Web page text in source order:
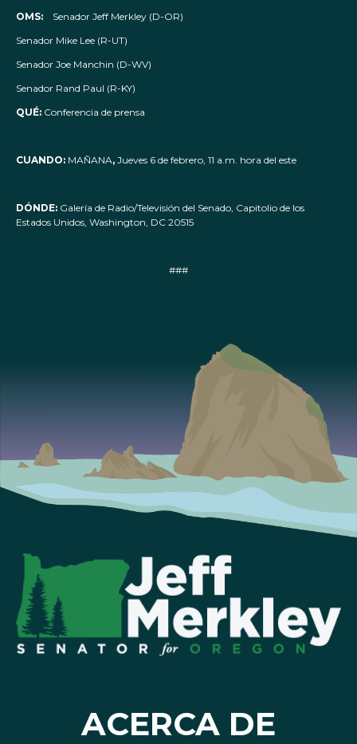
OMS: Senador Jeff Merkley (D-OR)
Senador Mike Lee (R-UT)
Senador Joe Manchin (D-WV)
Senador Rand Paul (R-KY)
QUÉ: Conferencia de prensa
CUANDO: MAÑANA, Jueves 6 de febrero, 11 a.m. hora del este
DÓNDE: Galería de Radio/Televisión del Senado, Capitolio de los
Estados Unidos, Washington, DC 20515
###
ACERCA DE